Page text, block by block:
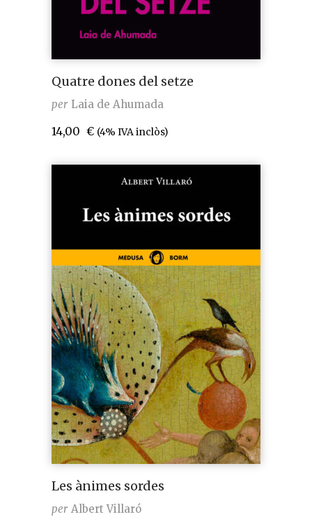
Quatre dones del setze
per Laia de Ahumada
14,00 € (4% IVA inclòs)
Les ànimes sordes
per Albert Villaró